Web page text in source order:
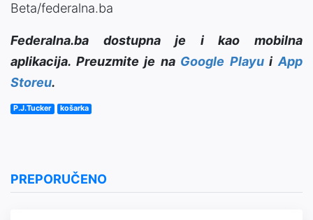
Beta/federalna.ba
Federalna.ba dostupna je i kao mobilna
aplikacija. Preuzmite je na Google PlayuiApp
Storeu.
P.J.Tucker košarka
PREPORUČENO